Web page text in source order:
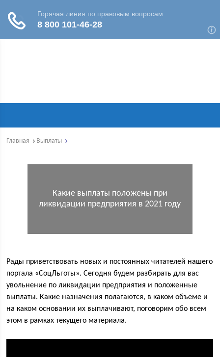
Главная Выплаты
Какие выплаты положены при
ликвидации предприятия в 2021 году
Рады приветствовать новых и постоянных читателей нашего
портала «СоцЛьготы». Сегодня будем разбирать для вас
увольнение по ликвидации предприятия и положенные
выплаты. Какие назначения полагаются, в каком объеме и
на каком основании их выплачивают, поговорим обо всем
этом в рамках текущего материала.